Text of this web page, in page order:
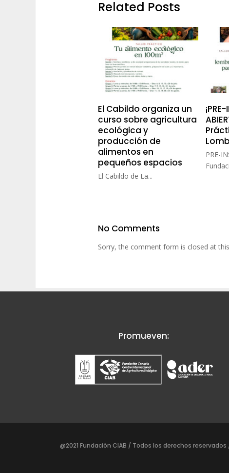
Related Posts
El Cabildo organiza un
curso sobre agricultura
ecológica y
producción de
alimentos en
pequeños espacios
El Cabildo de La...
PRE-
No Comments
Sorry, the comment form is closed at
Promueven:
@2021 Fundación CIAB / Todos los derechos reservados